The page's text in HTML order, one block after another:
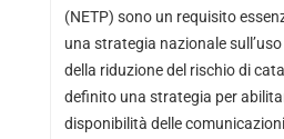
(NETP) sono un requisito
una strategia nazionale
della riduzione del rischio di
definito una strategia per
disponibilità delle